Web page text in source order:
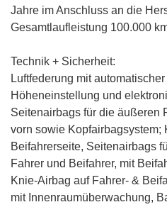
Jahre im Anschluss an die
Gesamtlaufleistung 100.000
Technik + Sicherheit:
Luftfederung mit
Höheneinstellung und
Seitenairbags für die äußeren
vorn sowie Kopfairbagsystem;
Beifahrerseite, Seitenairbags
Fahrer und Beifahrer, mit
Knie-Airbag auf Fahrer- &
mit Innenraumüberwachung,